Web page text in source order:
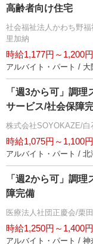
高齢者向け住宅
社会福祉法人かわち野
里加納
時給1,177円～1,200円
アルバイト・パート / 大
「週3から可」調
サービス/社会保障
株式会社SOYOKAZE/
時給1,075円～1,100円
アルバイト・パート / 北
「週2から可」調
障完備
医療法人社団正慶会/栗
時給1,250円～1,400円
アルバイト・パート / 神